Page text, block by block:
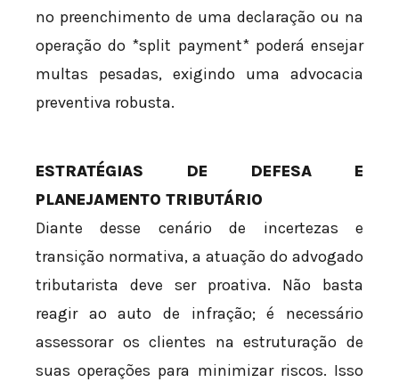
no preenchimento de uma declaração ou na
operação do *split payment* poderá ensejar
multas pesadas, exigindo uma advocacia
preventiva robusta.
ESTRATÉGIAS DE DEFESA E
PLANEJAMENTO TRIBUTÁRIO
Diante desse cenário de incertezas e
transição normativa, a atuação do advogado
tributarista deve ser proativa. Não basta
reagir ao auto de infração; é necessário
assessorar os clientes na estruturação de
suas operações para minimizar riscos. Isso